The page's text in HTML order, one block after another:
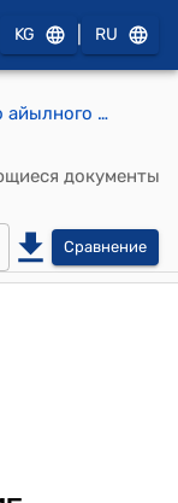
KG RU
Постановление Жайылского айылного кенеша Жайылского айылного аймака от 26 июня 2025 года № 25 "Об утверждении прогноза бюджета на 2026-2028 годы"
документы
Сравнение